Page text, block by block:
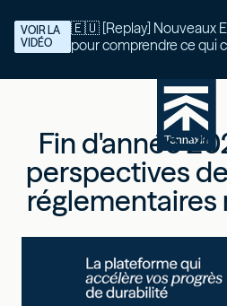
🇪🇺 [Replay] Nouveaux ESRS : 30
pour comprendre ce qui
VOIR LA
VIDÉO
Fin d'année
perspectives
réglementaires